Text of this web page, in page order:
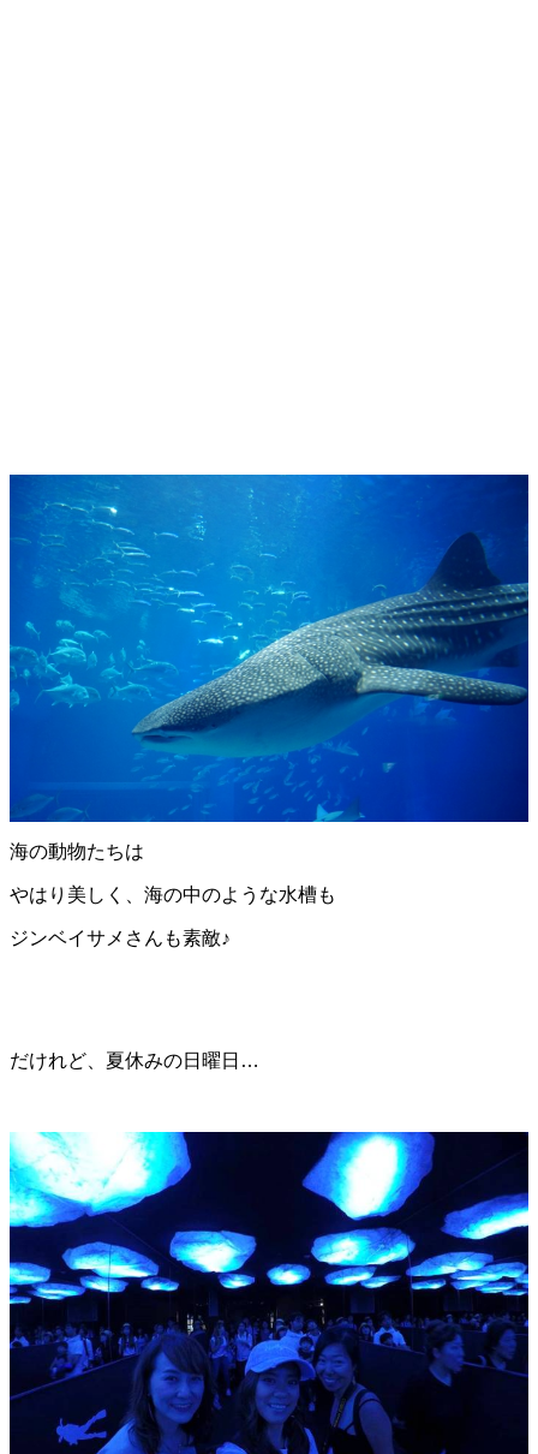
海の動物たちは
やはり美しく、海の中のような水槽も
ジンベイサメさんも素敵♪
だけれど、夏休みの日曜日…